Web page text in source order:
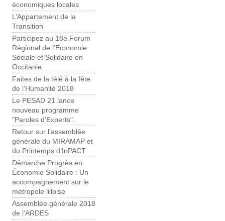
économiques locales
L’Appartement de la
Transition
Participez au 18e Forum
Régional de l’Economie
Sociale et Solidaire en
Occitanie
Faites de la télé à la fête
de l’Humanité 2018
Le PESAD 21 lance
nouveau programme
"Paroles d’Experts".
Retour sur l’assemblée
générale du MIRAMAP et
du Printemps d’InPACT
Démarche Progrès en
Économie Solidaire : Un
accompagnement sur le
métropole lilloise
Assemblée générale 2018
de l’ARDES